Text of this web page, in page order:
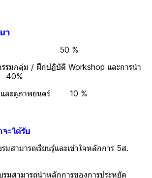
า
ยาย 50 %
กลุ่ม / ฝึกปฏิบัติ Workshop และการนำ
40%
ะดูภาพยนตร์ 10 %
ะได้รับ
ารถเรียนรู้และเข้าใจหลักการ 5ส.
มารถนำหลักการของการประหยัด